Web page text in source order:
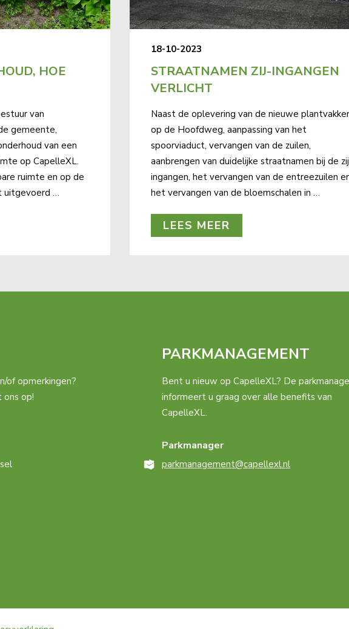
HOE
van
gemeente,
van een
op CapelleXL.
ruimte en op de
uitgevoerd …
18-10-2023
STRAATNAMEN ZIJ-INGANGEN
VERLICHT
Naast de oplevering van de nieuwe
op de Hoofdweg, aanpassing van het
spoorviaduct, vervangen van de zuilen,
aanbrengen van duidelijke straatnamen bij de
ingangen, het vervangen van de entreezuilen
het vervangen van de bloemschalen in …
LEES MEER
of opmerkingen?
ons op!
PARKMANAGEMENT
Bent u nieuw op CapelleXL? De
informeert u graag over alle benefits van
CapelleXL.
Parkmanager
parkmanagement@capellexl.nl